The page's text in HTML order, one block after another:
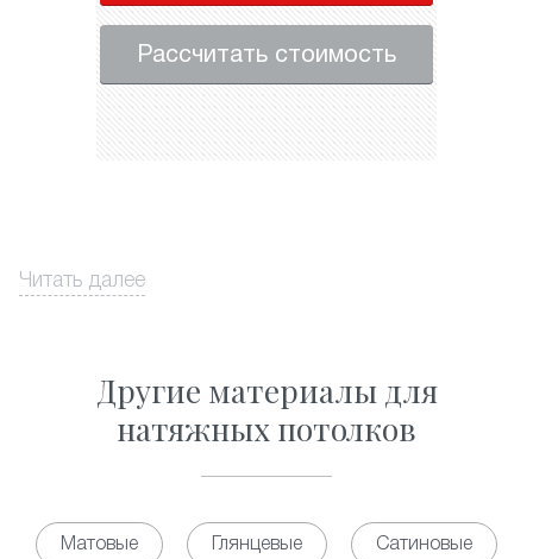
Рассчитать стоимость
Читать далее
Другие материалы для
натяжных потолков
Матовые Глянцевые Сатиновые